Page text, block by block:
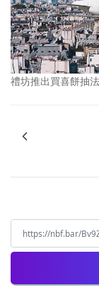
禮坊推出買喜餅抽